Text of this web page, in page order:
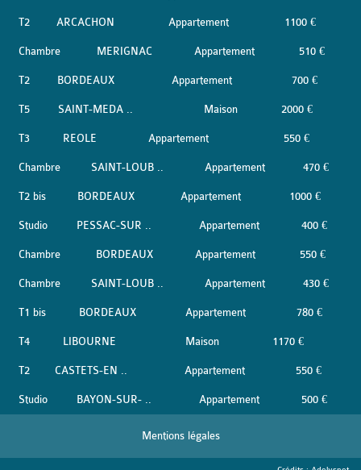
T2 ARCACHON Appartement 1100 €
Chambre MERIGNAC Appartement 510 €
T2 BORDEAUX Appartement 700 €
T5 SAINT-MEDA .. Maison 2000 €
T3 REOLE Appartement 550 €
Chambre SAINT-LOUB .. Appartement 470 €
T2 bis BORDEAUX Appartement 1000 €
Studio PESSAC-SUR .. Appartement 400 €
Chambre BORDEAUX Appartement 550 €
Chambre SAINT-LOUB .. Appartement 430 €
T1 bis BORDEAUX Appartement 780 €
T4 LIBOURNE Maison 1170 €
T2 CASTETS-EN .. Appartement 550 €
Studio BAYON-SUR- .. Appartement 500 €
Mentions légales